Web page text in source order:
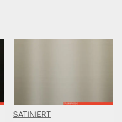
SATINIERT